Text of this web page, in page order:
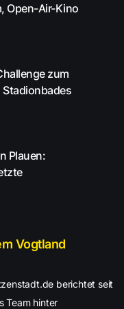
Open-Air-Kino
zum
Stadionbades
Plauen:
Vogtland
berichtet seit
Team hinter